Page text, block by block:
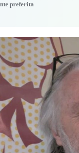
preferita